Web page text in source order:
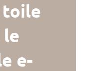
toile
le
e-